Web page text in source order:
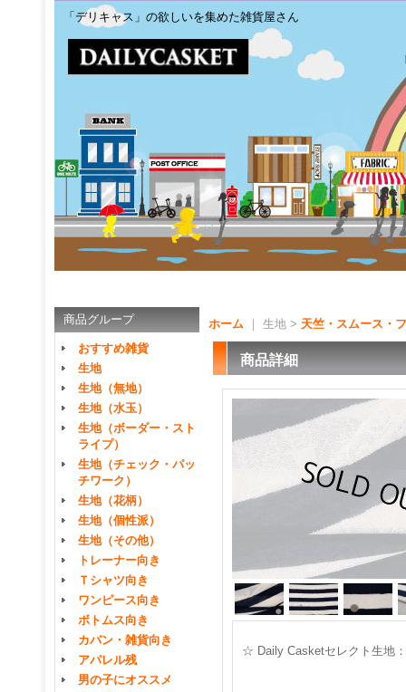
「デリキャス」の欲しいを集めた雑貨屋さん
商品グループ
おすすめ雑貨
生地
生地（無地）
生地（水玉）
生地（ボーダー・スト
ライプ）
生地（チェック・パッ
チワーク）
生地（花柄）
生地（個性派）
生地（その他）
トレーナー向き
Ｔシャツ向き
ワンピース向き
ボトムス向き
カバン・雑貨向き
アパレル残
男の子にオススメ
ホーム ｜ 生地 > 天竺・スムース・
商品詳細
☆ Daily Casketセレクト生地